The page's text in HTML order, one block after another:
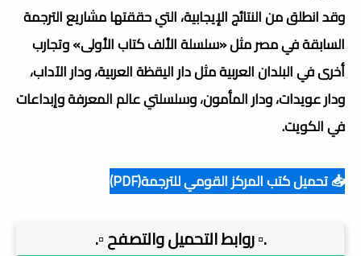
وقد انطلق من النتائج الإيجابية، التي حققتها مشاريع الترجمة
السابقة في مصر مثل «سلسلة الألف كتاب الأولى» وتجارب
أخرى في البلدان العربية مثل دار اليقظة العربية، ودار الآداب،
ودار عويدات، ودار المأمون، وسلسلتي عالم المعرفة وإبداعات
في الكويت.
📥 تحميل كتب المركز القومي للترجمة(PDF)
.▫️ روابط التحميل والتصفح ▫️.